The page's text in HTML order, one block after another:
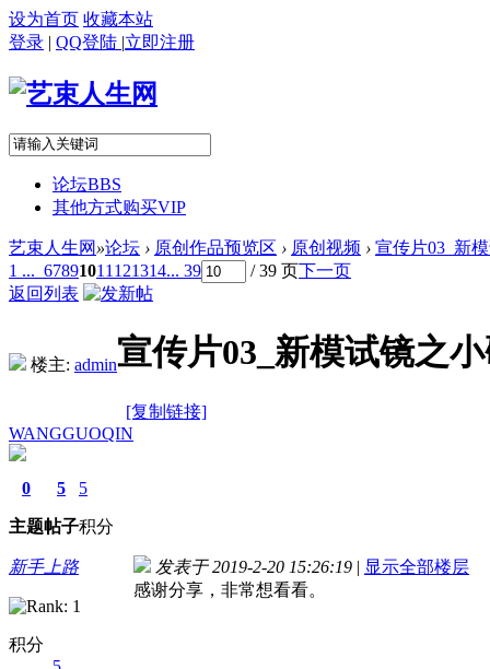
设为首页 收藏本站
登录 | QQ登陆 |立即注册
论坛BBS
其他方式购买VIP
艺束人生网 »论坛 › 原创作品预览区 › 原创视频 › 宣传片03_新
1 ... 67891011 121314... 39 / 39 页下一页
返回列表
楼主: admin宣传片03_新模试镜之
[复制链接]
WANGGUOQIN
0
主题
5
帖子
5
积分
新手上路
积分
发表于 2019-2-20 15:26:19 | 显示全部楼层
感谢分享，非常想看看。